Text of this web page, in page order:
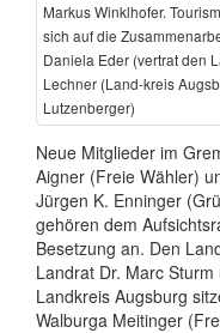
Markus Winklhofer.
sich auf die
Daniela Eder (vertrat den
Lechner (Land-kreis
Lutzenberger)
Neue Mitglieder im
Aigner (Freie Wähler)
Jürgen K. Enninger
gehören dem
Besetzung an. Den
Landrat Dr. Marc
Landkreis Augsburg
Walburga Meitinger